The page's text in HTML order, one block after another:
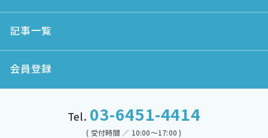
記事一覧
会員登録
Tel. 03-6451-4414
( 受付時間 ／ 10:00～17:00 )